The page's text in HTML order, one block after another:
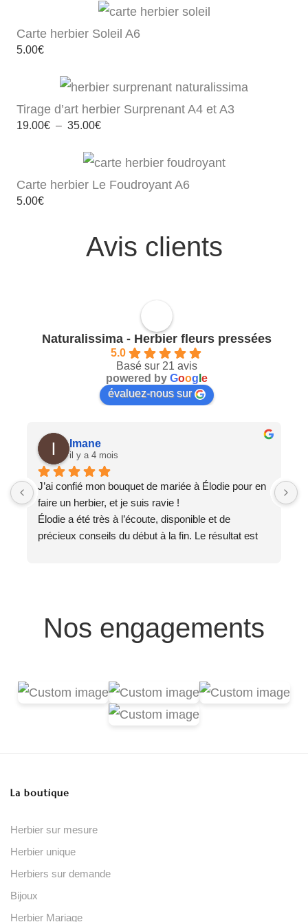
19.00€
35.00€
Carte herbier Soleil A6
5.00€
Tirage d’art herbier Surprenant A4 et A3
19.00€ – 35.00€Plage
19.00€
à
35.00€
Carte herbier Le Foudroyant A6
5.00€
Avis clients
Naturalissima - Herbier fleurs pressées
5.0
Basé sur 21 avis
powered by Goog e
évaluez-nous sur
Imane
il y a 4 mois
J’ai confié mon bouquet de mariée à Élodie pour en
faire un herbier, et je suis ravie !
Élodie a été très à l’écoute, disponible et de
précieux conseils du début à la fin. Le résultat est
Nos engagements
La boutique
Herbier sur mesure
Herbier unique
Herbiers sur demande
Bijoux
Herbier Mariage